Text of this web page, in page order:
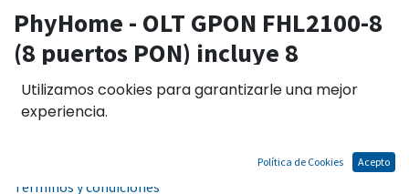
PhyHome - OLT GPON FHL2100-8
(8 puertos PON) incluye 8
modulos C+ FHM3920D 20KM
Términos y condiciones
Utilizamos cookies para garantizarle una mejor
experiencia.
Política de Cookies Acepto